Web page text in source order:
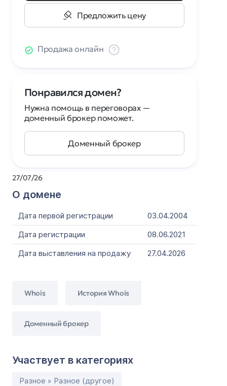
27/07/26
О домене
Дата первой регистрации
03.04.2004
Дата регистрации
08.06.2021
Дата выставления на продажу
27.04.2026
Whois История Whois
Доменный брокер
Участвует в категориях
Разное » Разное (другое)
Предложить цену
Продажа онлайн
Понравился домен?
Нужна помощь в переговорах —
доменный брокер поможет.
Доменный брокер